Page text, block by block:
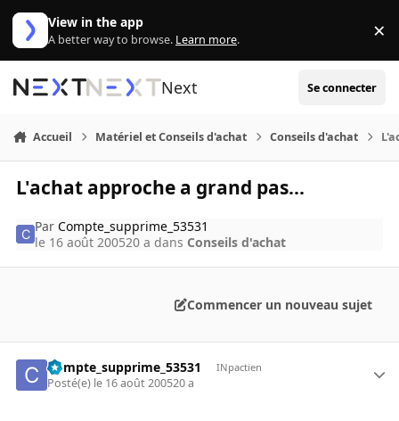
Aller au contenu
View in the app
A better way to browse. Learn more. ×
Next Se connecter
Accueil Matériel et Conseils d'achat Conseils d'achat
L'achat approche a grand pas...
ParCompte_supprime_53531
le 16 août 200520 a dans Conseils d'achat
Commencer un nouveau sujet
Compte_supprime_53531 INpactien
Posté(e) le 16 août 200520 a